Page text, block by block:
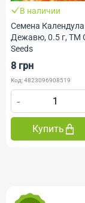
В наличии
Семена Календула
Дежавю, 0.5 г, ТМ
Seeds
8 грн
Код: 4823096908519
-
Купить